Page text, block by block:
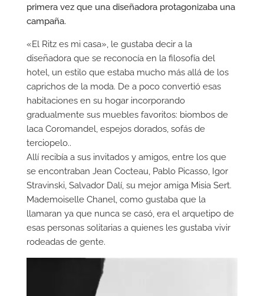
primera vez que una diseñadora protagonizaba una
campaña.
«El Ritz es mi casa», le gustaba decir a la
diseñadora que se reconocía en la filosofía del
hotel, un estilo que estaba mucho más allá de los
caprichos de la moda. De a poco convertió esas
habitaciones en su hogar incorporando
gradualmente sus muebles favoritos: biombos de
laca Coromandel, espejos dorados, sofás de
terciopelo..
Allí recibía a sus invitados y amigos, entre los que
se encontraban Jean Cocteau, Pablo Picasso, Igor
Stravinski, Salvador Dalí, su mejor amiga Misia Sert.
Mademoiselle Chanel, como gustaba que la
llamaran ya que nunca se casó, era el arquetipo de
esas personas solitarias a quienes les gustaba vivir
rodeadas de gente.